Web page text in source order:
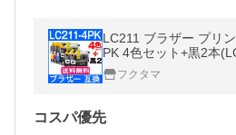
LC211 ブラザー プリ
PK 4色セット+黒2本
カートリッジ Brother
-J997DN MFC-
フクタマ
コスパ優先